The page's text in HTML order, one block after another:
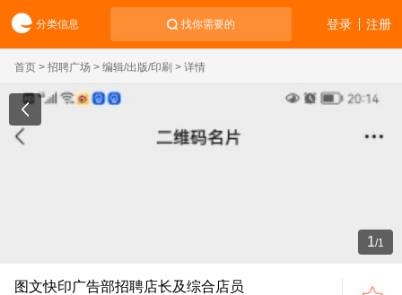
分类信息 找你需要的 注册
登录
首页 > 招聘广场 > 编辑/出版/印刷 > 详情
1/1
图文快印广告部招聘店长及综合店员